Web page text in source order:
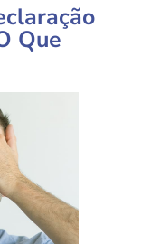
Que